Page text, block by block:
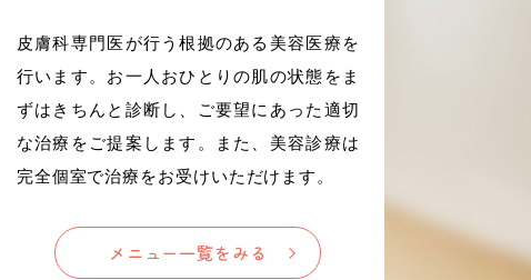
皮膚科専門医が行う根拠のある美容医療を
行います。お一人おひとりの肌の状態をま
ずはきちんと診断し、ご要望にあった適切
な治療をご提案します。また、美容診療は
完全個室で治療をお受けいただけます。
メニュー一覧をみる